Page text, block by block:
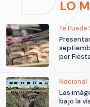
LO
Te Puede
por
Nacional
Las
bajo la